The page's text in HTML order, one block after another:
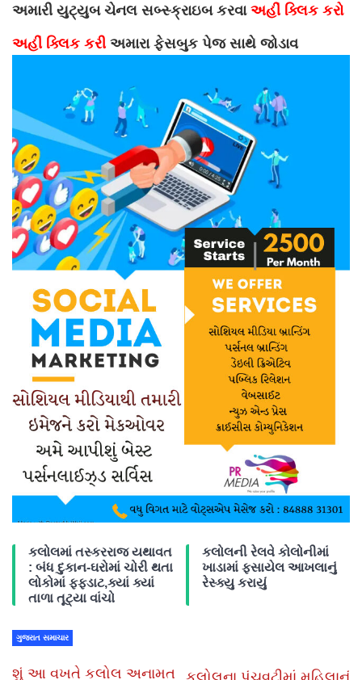
અમારી યુટ્યુબ ચેનલ સબ્સ્ક્રાઇબ કરવા અહીં ક્લિક કરો
અહીં ક્લિક કરી અમારા ફેસબુક પેજ સાથે જોડાવ
કલોલમાં તસ્કરરાજ યથાવત
: બંધ દુકાન-ઘરોમાં ચોરી થતા
લોકોમાં ફફડાટ,ક્યાં ક્યાં
તાળા તૂટ્યા વાંચો
કલોલની રેલવે કોલોનીમાં
ખાડામાં ફસાયેલ આખલાનું
રેસ્ક્યુ કરાયું
ગુજરાત સમાચાર
શું આ વખતે કલોલ અનામત